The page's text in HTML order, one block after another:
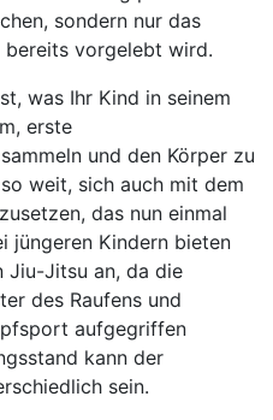
sondern nur das
vorgelebt wird.
was Ihr Kind in seinem
erste
und den Körper zu
weit, sich auch mit dem
das nun einmal
jüngeren Kindern bieten
Jiu-Jitsu an, da die
des Raufens und
aufgegriffen
kann der
sein.